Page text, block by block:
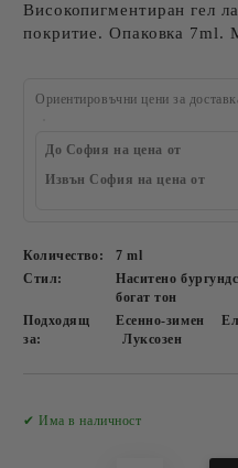
Високопигментиран гел
покритие. Опаковка 7ml.
Ориентировъчни цени за
До София на цена от
Извън София на цена от
Количество:
7 ml
Стил:
Наситено
богат тон
Подходящ
за:
Есенно-зимен
Луксозен
✔ Има в наличност